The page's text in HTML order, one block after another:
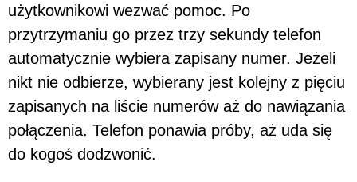
użytkownikowi wezwać pomoc. Po
przytrzymaniu go przez trzy sekundy telefon
automatycznie wybiera zapisany numer. Jeżeli
nikt nie odbierze, wybierany jest kolejny z pięciu
zapisanych na liście numerów aż do nawiązania
połączenia. Telefon ponawia próby, aż uda się
do kogoś dodzwonić.